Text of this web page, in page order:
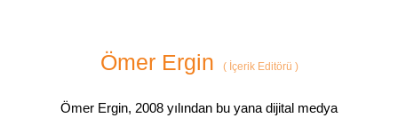
Ömer Ergin (İçerik Editörü )
Ömer Ergin, 2008 yılından bu yana dijital medya